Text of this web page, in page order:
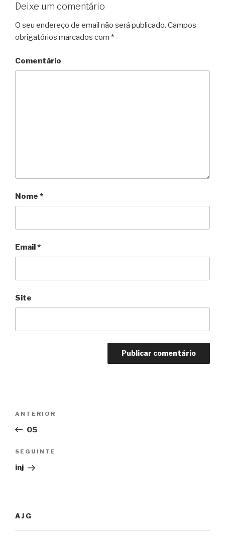
Deixe um comentário
O seu endereço de email não será publicado. Campos
obrigatórios marcados com *
Comentário
Nome *
Email*
Site
Navegação
Conteúdo
anterior
ANTERIOR
05
Conteúdo
seguinte
SEGUINTE
inj
AJG